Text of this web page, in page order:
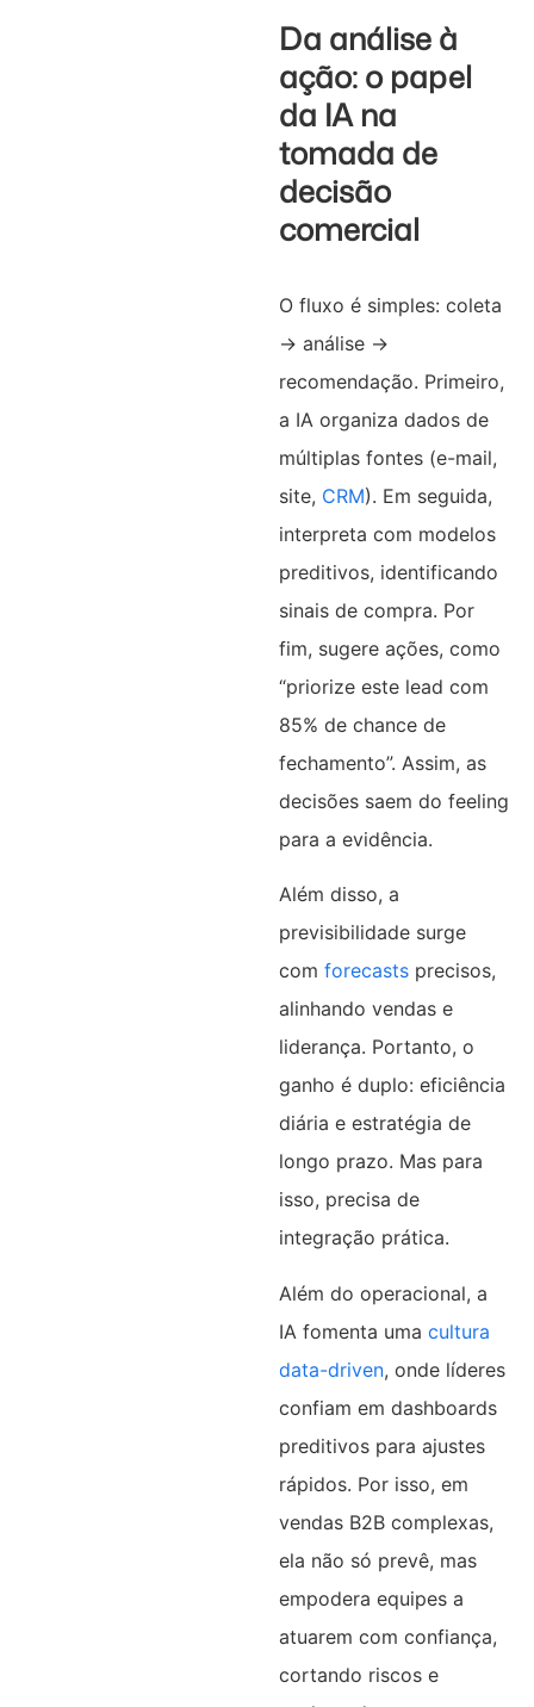
Da análise à
ação: o papel
da IA na
tomada de
decisão
comercial
O fluxo é simples: coleta
→ análise →
recomendação. Primeiro,
a IA organiza dados de
múltiplas fontes (e-mail,
site, CRM). Em seguida,
interpreta com modelos
preditivos, identificando
sinais de compra. Por
fim, sugere ações, como
“priorize este lead com
85% de chance de
fechamento”. Assim, as
decisões saem do feeling
para a evidência.
Além disso, a
previsibilidade surge
com forecastsprecisos,
alinhando vendas e
liderança. Portanto, o
ganho é duplo: eficiência
diária e estratégia de
longo prazo. Mas para
isso, precisa de
integração prática.
Além do operacional, a
IA fomenta uma cultura
data-driven, onde líderes
confiam em dashboards
preditivos para ajustes
rápidos. Por isso, em
vendas B2B complexas,
ela não só prevê, mas
empodera equipes a
atuarem com confiança,
cortando riscos e